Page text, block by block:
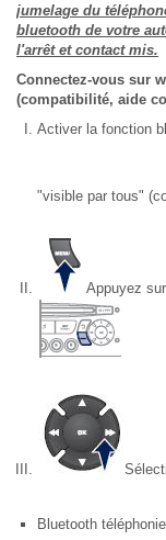
jumelage du
bluetooth de votre
l'arrêt et contact mis.
Connectez-vous sur
(compatibilité, aide
Activer la fonction
"visible par tous"
Appuyez
Bluetooth